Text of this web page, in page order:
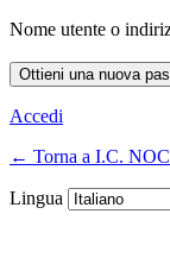
Nome utente o
Accedi
← Torna a I.C.
Lingua